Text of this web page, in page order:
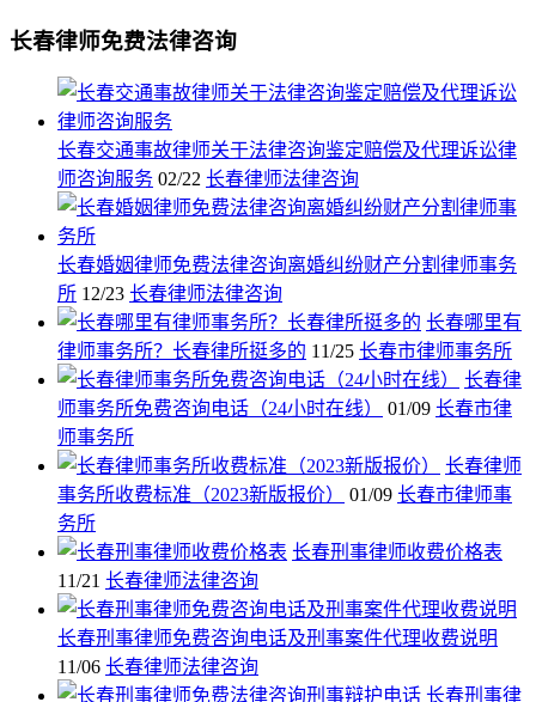
长春律师免费法律咨询
长春交通事故律师关于法律咨询鉴定赔偿及代理诉讼律
师咨询服务 02/22 长春律师法律咨询
长春婚姻律师免费法律咨询离婚纠纷财产分割律师事务
所 12/23 长春律师法律咨询
长春哪里有
律师事务所？长春律所挺多的 11/25 长春市律师事务所
长春律
师事务所免费咨询电话（24小时在线）
01/09 长春市律
师事务所
长春律师
事务所收费标准（2023新版报价）
01/09 长春市律师事
务所
长春刑事律师收费价格表
11/21 长春律师法律咨询
长春刑事律师免费咨询电话及刑事案件代理收费说明
11/06 长春律师法律咨询
长春刑事律